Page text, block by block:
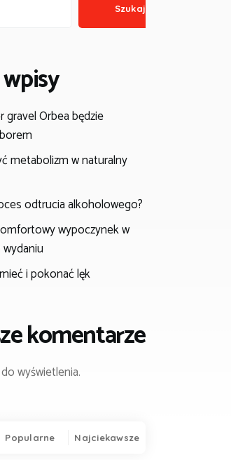
Szukaj
gravel Orbea będzie
metabolizm w naturalny
odtrucia alkoholowego?
wypoczynek w
i pokonać lęk
komentarze
wyświetlenia.
Popularne Najciekawsze